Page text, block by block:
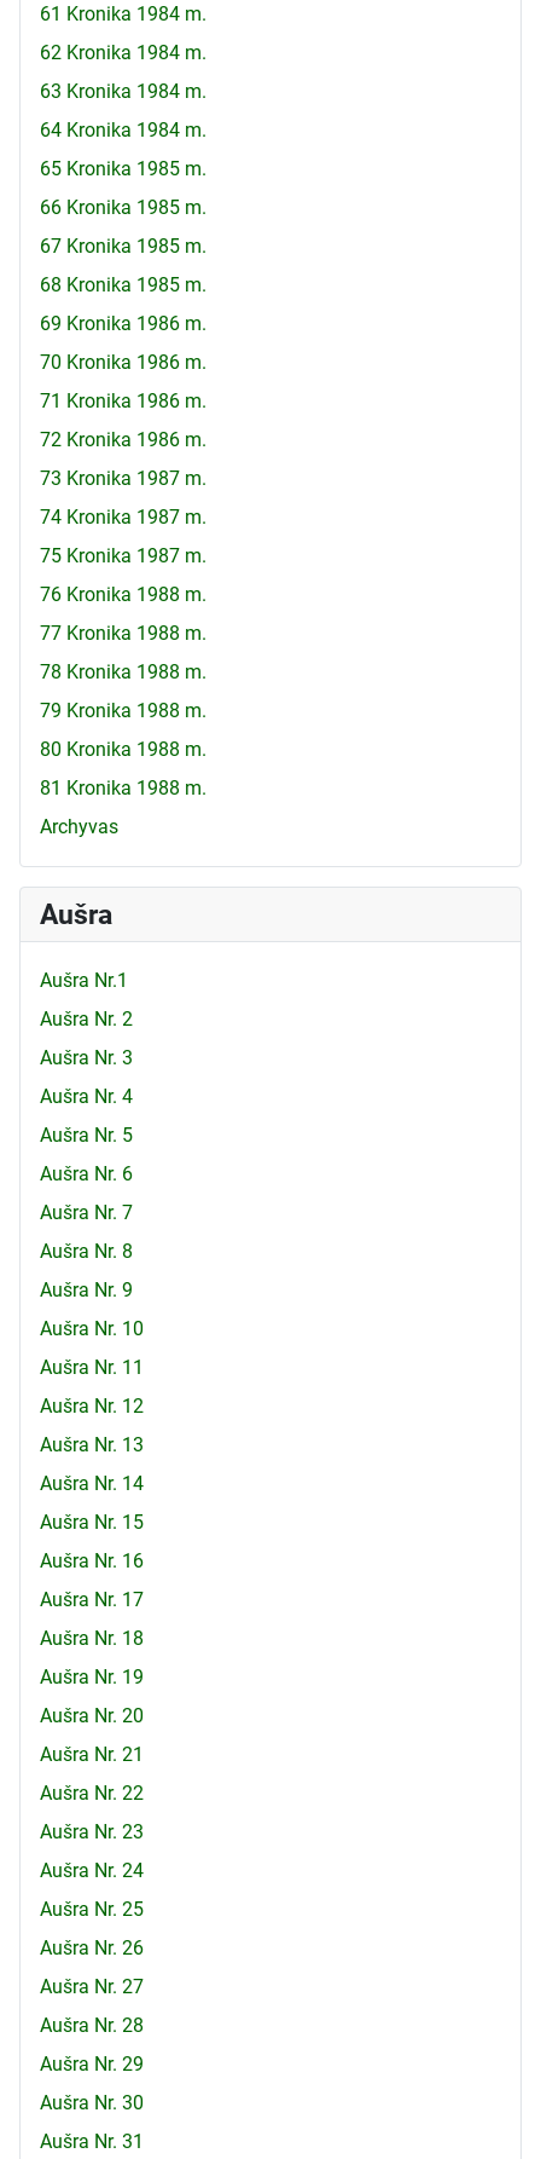
61 Kronika 1984 m.
62 Kronika 1984 m.
63 Kronika 1984 m.
64 Kronika 1984 m.
65 Kronika 1985 m.
66 Kronika 1985 m.
67 Kronika 1985 m.
68 Kronika 1985 m.
69 Kronika 1986 m.
70 Kronika 1986 m.
71 Kronika 1986 m.
72 Kronika 1986 m.
73 Kronika 1987 m.
74 Kronika 1987 m.
75 Kronika 1987 m.
76 Kronika 1988 m.
77 Kronika 1988 m.
78 Kronika 1988 m.
79 Kronika 1988 m.
80 Kronika 1988 m.
81 Kronika 1988 m.
Archyvas
Aušra
Aušra Nr.1
Aušra Nr. 2
Aušra Nr. 3
Aušra Nr. 4
Aušra Nr. 5
Aušra Nr. 6
Aušra Nr. 7
Aušra Nr. 8
Aušra Nr. 9
Aušra Nr. 10
Aušra Nr. 11
Aušra Nr. 12
Aušra Nr. 13
Aušra Nr. 14
Aušra Nr. 15
Aušra Nr. 16
Aušra Nr. 17
Aušra Nr. 18
Aušra Nr. 19
Aušra Nr. 20
Aušra Nr. 21
Aušra Nr. 22
Aušra Nr. 23
Aušra Nr. 24
Aušra Nr. 25
Aušra Nr. 26
Aušra Nr. 27
Aušra Nr. 28
Aušra Nr. 29
Aušra Nr. 30
Aušra Nr. 31